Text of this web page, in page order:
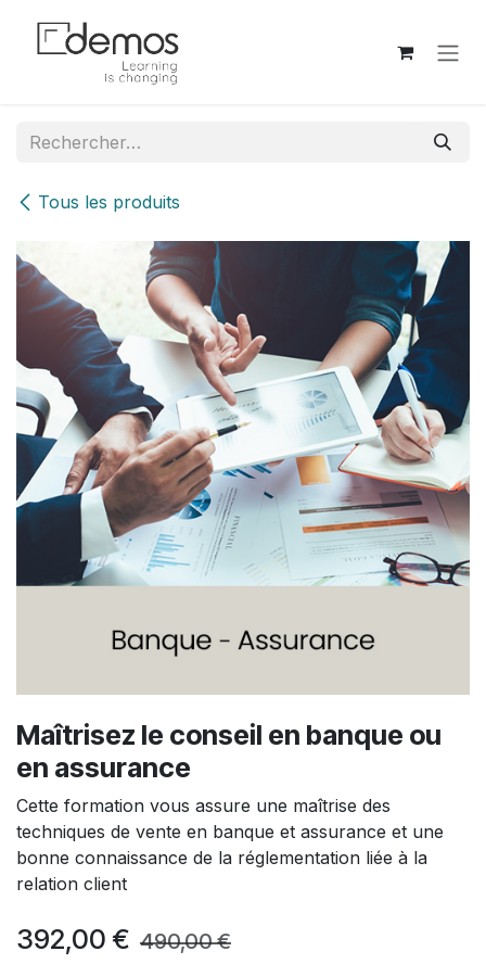
Tous les produits
Maîtrisez le conseil en banque ou
en assurance
Cette formation vous assure une maîtrise des
techniques de vente en banque et assurance et une
bonne connaissance de la réglementation liée à la
relation client
392,00 € 490,00€